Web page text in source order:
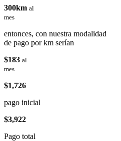
300km al
mes
entonces, con nuestra modalidad
de pago por km serían
$183 al
mes
$1,726
pago inicial
$3,922
Pago total